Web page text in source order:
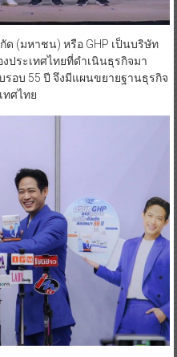
ด (มหาชน) หรือ GHP เป็นบริษัท
ประเทศไทยที่ดำเนินธุรกิจมา
อบ 55 ปี จึงมีแผนขยายฐานธุรกิจ
ทศไทย